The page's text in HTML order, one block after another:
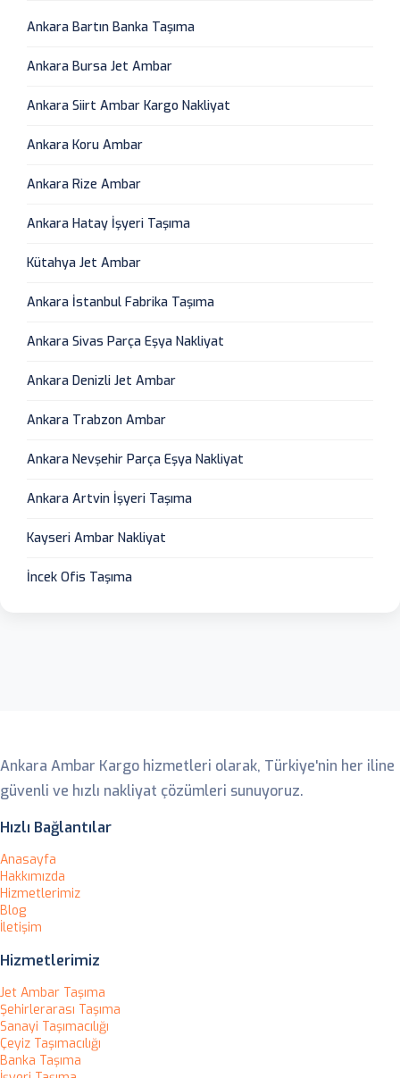
Ankara Bartın Banka Taşıma
Ankara Bursa Jet Ambar
Ankara Siirt Ambar Kargo Nakliyat
Ankara Koru Ambar
Ankara Rize Ambar
Ankara Hatay İşyeri Taşıma
Kütahya Jet Ambar
Ankara İstanbul Fabrika Taşıma
Ankara Sivas Parça Eşya Nakliyat
Ankara Denizli Jet Ambar
Ankara Trabzon Ambar
Ankara Nevşehir Parça Eşya Nakliyat
Ankara Artvin İşyeri Taşıma
Kayseri Ambar Nakliyat
İncek Ofis Taşıma
Ankara Ambar Kargo hizmetleri olarak, Türkiye'nin her iline
güvenli ve hızlı nakliyat çözümleri sunuyoruz.
Hızlı Bağlantılar
Anasayfa
Hakkımızda
Hizmetlerimiz
Blog
İletişim
Hizmetlerimiz
Jet Ambar Taşıma
Şehirlerarası Taşıma
Sanayi Taşımacılığı
Çeyiz Taşımacılığı
Banka Taşıma